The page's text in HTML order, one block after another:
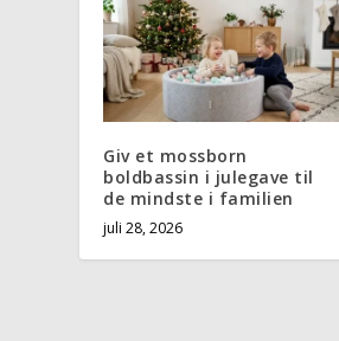
Giv et mossborn
boldbassin i julegave til
de mindste i familien
juli 28, 2026